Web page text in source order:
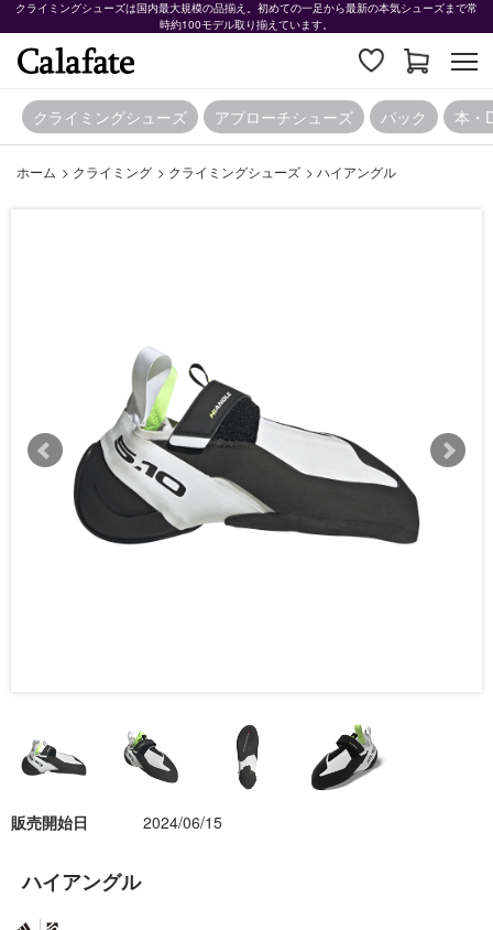
クライミングシューズは国内最大規模の品揃え。初めての一足から最新の本気シューズまで常
時約100モデル取り揃えています。
クライミングシューズ アプローチシューズ パック 本・
ホーム > クライミング > クライミングシューズ > ハイアングル
ハイアングル
販売開始日 2024/06/15